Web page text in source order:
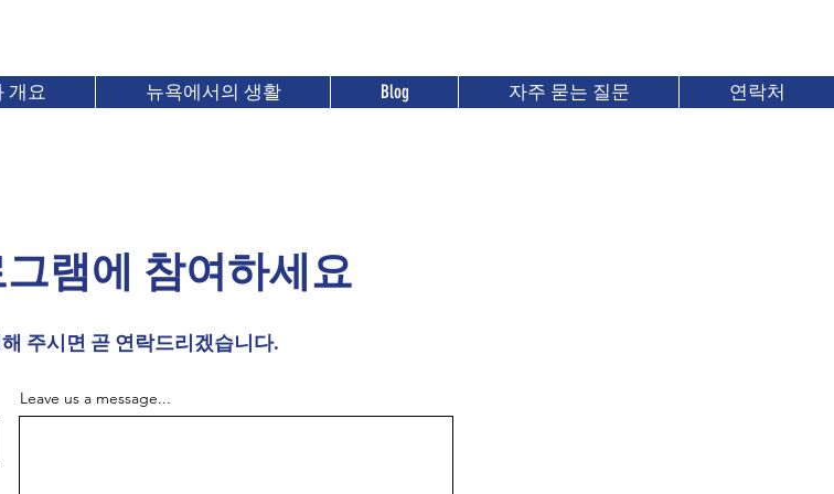
개요 뉴욕에서의 생활 Blog 자주 묻는 질문 연락처
램에 참여하세요
주시면 곧 연락드리겠습니다.
Leave us a message...